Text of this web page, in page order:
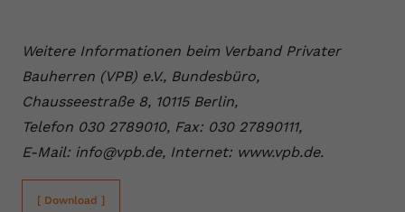
Weitere Informationen beim Verband Privater
Bauherren (VPB) e.V., Bundesbüro,
Chausseestraße 8, 10115 Berlin,
Telefon 030 2789010, Fax: 030 27890111,
E-Mail: info@vpb.de, Internet: www.vpb.de.
[ Download ]